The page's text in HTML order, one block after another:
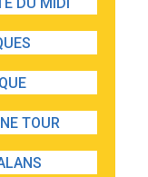
TOUR